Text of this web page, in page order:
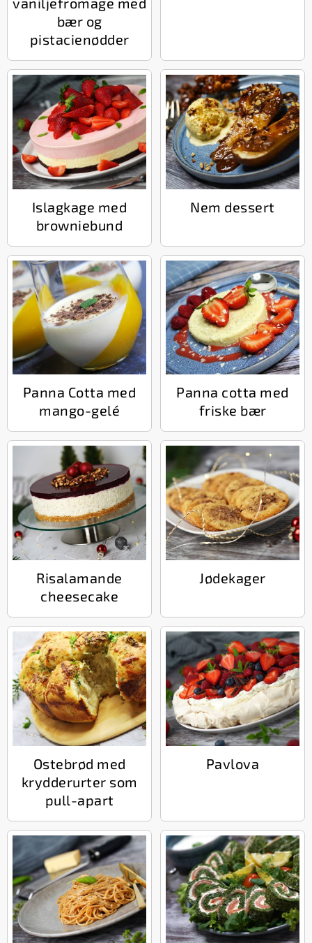
bær og
pistacienødder
Islagkage med
browniebund
Nem dessert
Panna Cotta med
mango-gelé
Panna cotta med
friske bær
Risalamande
cheesecake
Jødekager
Ostebrød med
krydderurter som
pull-apart
Pavlova